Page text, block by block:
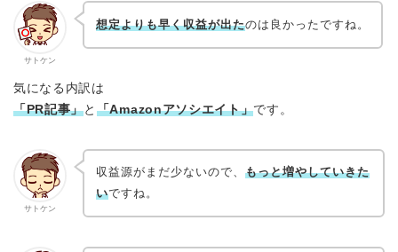
サトケン
想定よりも早く収益が出たのは良かったですね。
気になる内訳は
「PR記事」と 「Amazonアソシエイト」です。
サトケン
収益源がまだ少ないので、 もっと増やしていきた
いですね。